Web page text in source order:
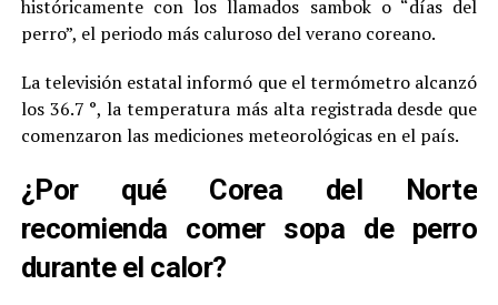
históricamente con los llamados sambok o “días del
perro”, el periodo más caluroso del verano coreano.
La televisión estatal informó que el termómetro alcanzó
los 36.7 °, la temperatura más alta registrada desde que
comenzaron las mediciones meteorológicas en el país.
¿Por qué Corea del Norte
recomienda comer sopa de perro
durante el calor?